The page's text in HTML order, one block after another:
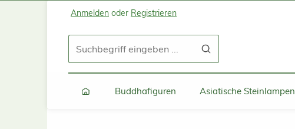
Zum Hauptinhalt springen
Zur Suche springen
Zur Hauptnavigation springen
Anmelden oder Registrieren
Buddhafiguren Asiatische Steinlampen